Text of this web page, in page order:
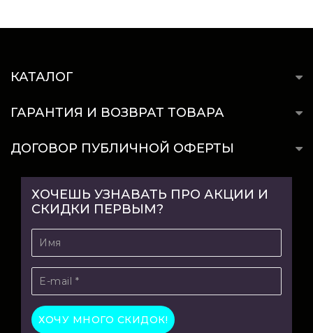
КАТАЛОГ
ГАРАНТИЯ И ВОЗВРАТ ТОВАРА
ДОГОВОР ПУБЛИЧНОЙ ОФЕРТЫ
ХОЧЕШЬ УЗНАВАТЬ ПРО АКЦИИ И
СКИДКИ ПЕРВЫМ?